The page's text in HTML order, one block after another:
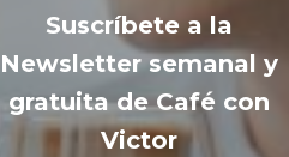
Suscríbete a la
Newsletter semanal y
gratuita de Café con
Victor